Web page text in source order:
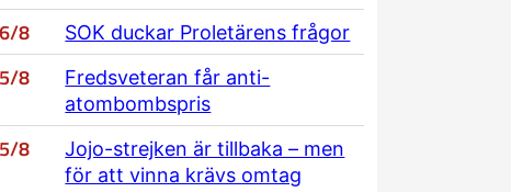
6/8 SOK duckar Proletärens frågor
5/8
Fredsveteran får anti-
atombombspris
5/8
Jojo-strejken är tillbaka – men
för att vinna krävs omtag